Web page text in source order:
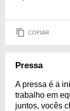
COPIAR
Pressa
A pressa é a
trabalho em
juntos, vocês